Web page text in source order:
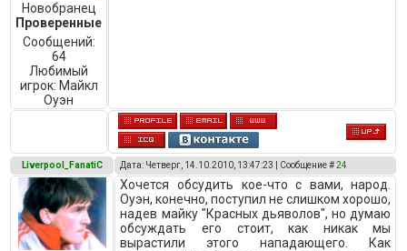
Новобранец
Проверенные
Сообщений:
64
Любимый
игрок: Майкл
Оуэн
Liverpool_FanatiC Дата: Четверг, 14.10.2010, 13:47:23 | Сообщение #24
Хочется обсудить кое-что с вами, народ.
Оуэн, конечно, поступил не слишком хорошо,
надев майку "Красных дьяволов", но думаю
обсуждать его стоит, как никак мы
вырастили этого нападающего. Как